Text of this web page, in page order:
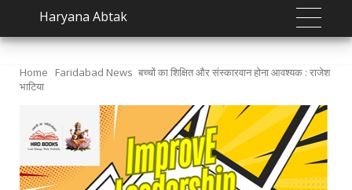
Haryana Abtak
Home Faridabad News बच्चों का शिक्षित और संस्कारवान होना आवश्यक : राजेश
भाटिया